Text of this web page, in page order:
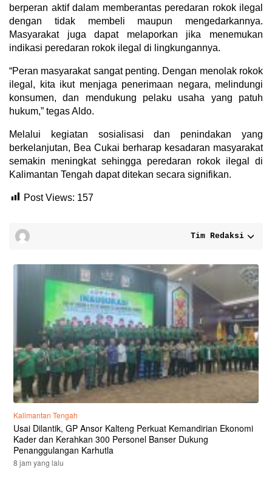
berperan aktif dalam memberantas peredaran rokok ilegal
dengan tidak membeli maupun mengedarkannya.
Masyarakat juga dapat melaporkan jika menemukan
indikasi peredaran rokok ilegal di lingkungannya.
“Peran masyarakat sangat penting. Dengan menolak rokok
ilegal, kita ikut menjaga penerimaan negara, melindungi
konsumen, dan mendukung pelaku usaha yang patuh
hukum,” tegas Aldo.
Melalui kegiatan sosialisasi dan penindakan yang
berkelanjutan, Bea Cukai berharap kesadaran masyarakat
semakin meningkat sehingga peredaran rokok ilegal di
Kalimantan Tengah dapat ditekan secara signifikan.
Post Views: 157
Tim Redaksi
Kalimantan Tengah
Usai Dilantik, GP Ansor Kalteng Perkuat Kemandirian Ekonomi
Kader dan Kerahkan 300 Personel Banser Dukung
Penanggulangan Karhutla
8 jam yang lalu